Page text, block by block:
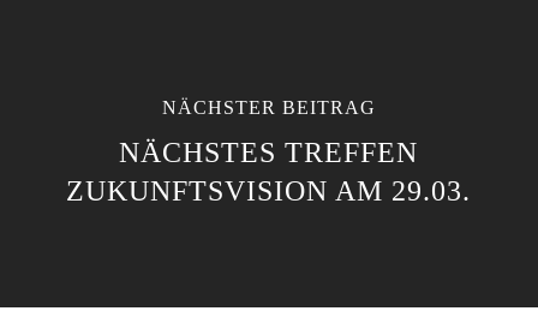
NÄCHSTER BEITRAG
NÄCHSTES TREFFEN
ZUKUNFTSVISION AM 29.03.